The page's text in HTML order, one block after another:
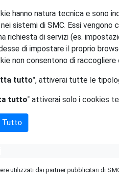
hanno natura tecnica e sono
sistemi di SMC. Essi
richiesta di servizi (es.
di impostare il proprio
non consentono di raccogliere
tutto", attiverai tutte le
tutto" attiverai solo i cookies
Tutto
utilizzati dai partner pubblicitari di